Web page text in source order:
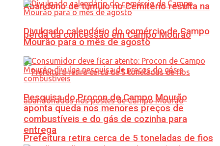
Abandono de túmulo no Cemitério resulta na
perda da concessão em Campo Mourão
Prefeitura retira cerca de 5 toneladas de fios
Divulgado calendário do comércio de Campo
Mourão para o mês de agosto
Pesquisa do Procon de Campo Mourão
aponta queda nos menores preços de
combustíveis e do gás de cozinha para
entrega